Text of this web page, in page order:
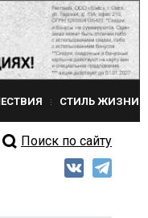
СТИЛЬ ЖИЗНИ
Поиск по сайту